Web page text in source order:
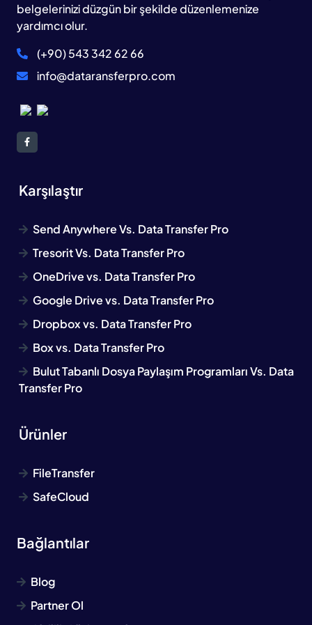
belgelerinizi düzgün bir şekilde düzenlemenize
yardımcı olur.
(+90) 543 342 62 66
info@dataransferpro.com
Karşılaştır
Send Anywhere Vs. Data Transfer Pro
Tresorit Vs. Data Transfer Pro
OneDrive vs. Data Transfer Pro
Google Drive vs. Data Transfer Pro
Dropbox vs. Data Transfer Pro
Box vs. Data Transfer Pro
Bulut Tabanlı Dosya Paylaşım Programları Vs. Data
Transfer Pro
Ürünler
FileTransfer
SafeCloud
Bağlantılar
Blog
Partner Ol